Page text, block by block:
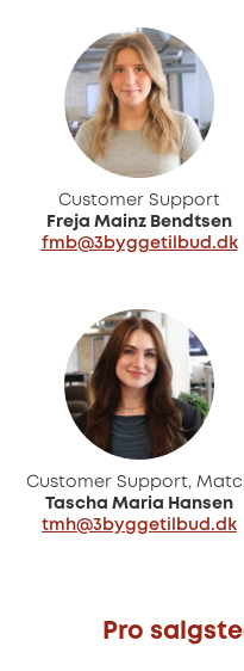
Customer Support
Freja Mainz Bendtsen
fmb@3byggetilbud.dk
Customer Support,
Tascha Maria Hansen
tmh@3byggetilbud.dk
Pro